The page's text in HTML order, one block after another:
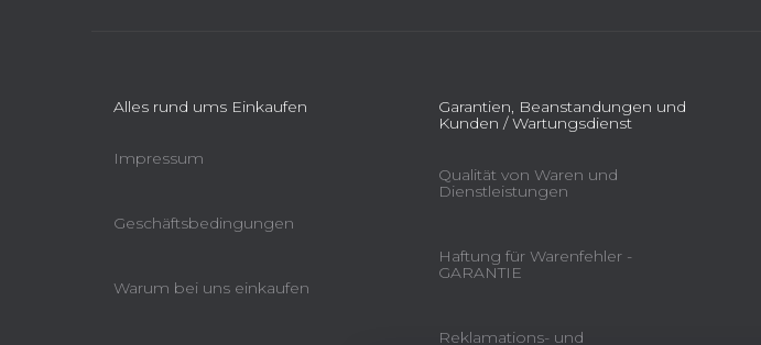
Alles rund ums Einkaufen
Impressum
Geschäftsbedingungen
Warum bei uns einkaufen
Garantien, Beanstandungen und
Kunden / Wartungsdienst
Qualität von Waren und
Dienstleistungen
Haftung für Warenfehler -
GARANTIE
Reklamations- und